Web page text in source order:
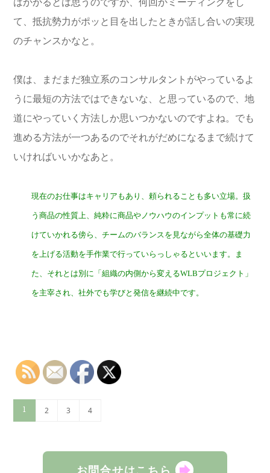
て、抵抗勢力がポッと目を出したときが話し合いの実現
のチャンスかなと。
僕は、まだまだ独立系のコンサルタントがやっているよ
うに最短の方法ではできないな、と思っているので、地
道にやっていく方法しか思いつかないのですよね。でも
進める方法が一つあるのでそれがだめになるまで続けて
いければいいかなあと。
現在のお仕事はキャリアもあり、頼られることも多い立場。扱
う商品の性質上、純粋に商品やノウハウのインプットも常に続
けていかれる傍ら、チームのバランスを見ながら全体の基礎力
を上げる活動を手作業で行っていらっしゃるといいます。ま
た、それとは別に「組織の内側から変えるWLBプロジェクト」
を主宰され、社外でも学びと発信を継続中です。
1 2 3 4
お問合せはこちら